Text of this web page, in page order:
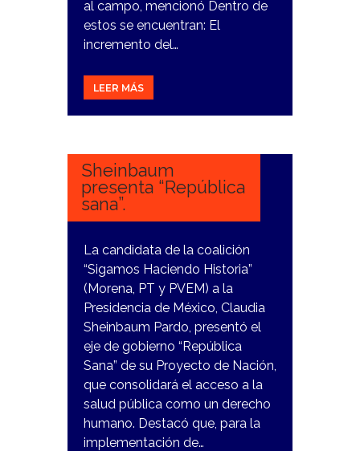
al campo, mencionó Dentro de
estos se encuentran: El
incremento del…
LEER MÁS
26
Sheinbaum
presenta “República
sana”.
La candidata de la coalición
“Sigamos Haciendo Historia”
(Morena, PT y PVEM) a la
Presidencia de México, Claudia
Sheinbaum Pardo, presentó el
eje de gobierno “República
Sana” de su Proyecto de Nación,
que consolidará el acceso a la
salud pública como un derecho
humano. Destacó que, para la
implementación de…